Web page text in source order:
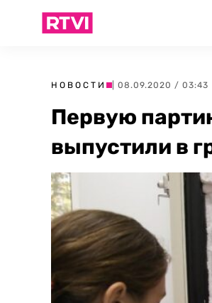
НОВОСТИ | 08.09.2020 / 03:43
Первую
выпустили в